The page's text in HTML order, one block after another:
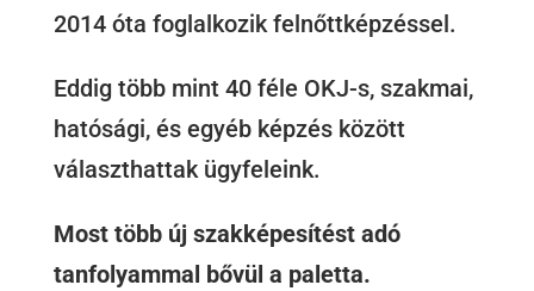
2014 óta foglalkozik felnőttképzéssel.
Eddig több mint 40 féle OKJ-s, szakmai,
hatósági, és egyéb képzés között
választhattak ügyfeleink.
Most több új szakképesítést adó
tanfolyammal bővül a paletta.